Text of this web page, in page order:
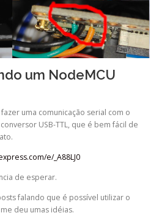
um NodeMCU
uma comunicação serial com o
USB-TTL, que é bem fácil de
e/_A88LJ0
de esperar.
falando que é possível utilizar o
deu umas idéias.